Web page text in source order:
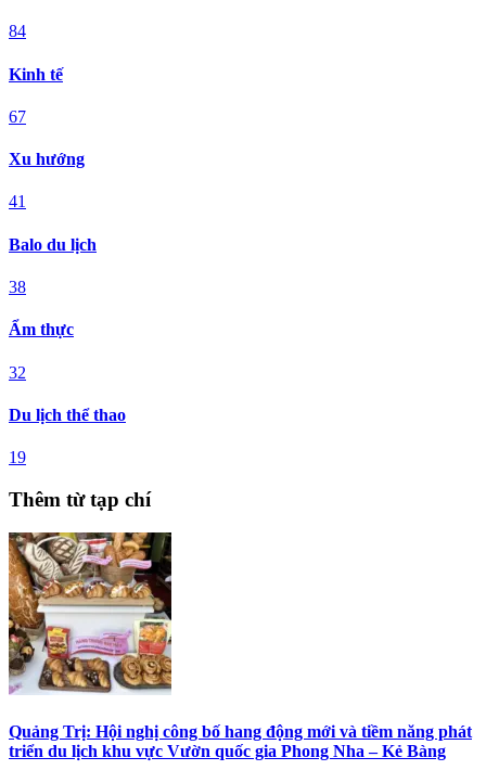
84
Kinh tế
67
Xu hướng
41
Balo du lịch
38
Ẩm thực
32
Du lịch thể thao
19
Thêm từ tạp chí
Quảng Trị: Hội nghị công bố hang động mới và tiềm năng phát
triển du lịch khu vực Vườn quốc gia Phong Nha – Kẻ Bàng